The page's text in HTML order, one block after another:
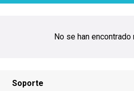
No se han
Soporte